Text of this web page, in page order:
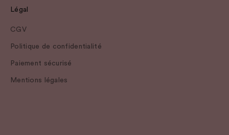
Légal
CGV
Politique de confidentialité
Paiement sécurisé
Mentions légales